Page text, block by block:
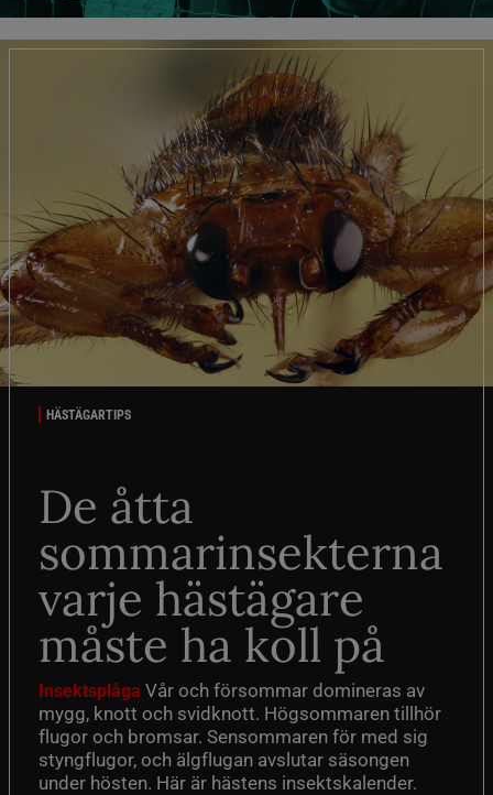
HÄSTÄGARTIPS
De åtta
sommarinsekterna
varje hästägare
måste ha koll på
Insektsplåga Vår och försommar domineras av
mygg, knott och svidknott. Högsommaren tillhör
flugor och bromsar. Sensommaren för med sig
styngflugor, och älgflugan avslutar säsongen
under hösten. Här är hästens insektskalender.